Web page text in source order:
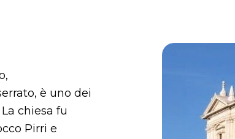
è uno dei
chiesa fu
Pirri e